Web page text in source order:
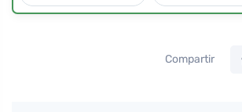
Compartir